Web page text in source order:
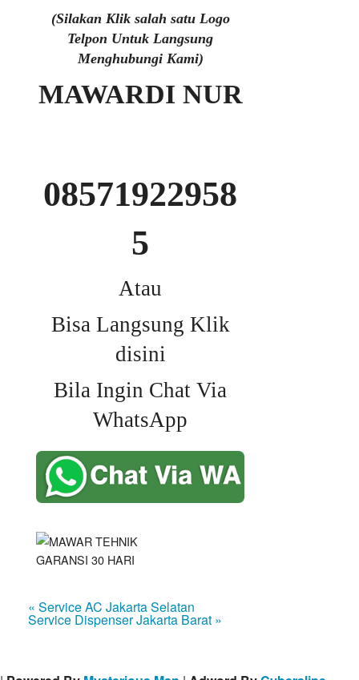
(Silakan Klik salah satu Logo
Telpon Untuk Langsung
Menghubungi Kami)
MAWARDI NUR
08571922958
5
Atau
Bisa Langsung Klik
disini
Bila Ingin Chat Via
WhatsApp
« Service AC Jakarta Selatan
Service Dispenser Jakarta Barat »